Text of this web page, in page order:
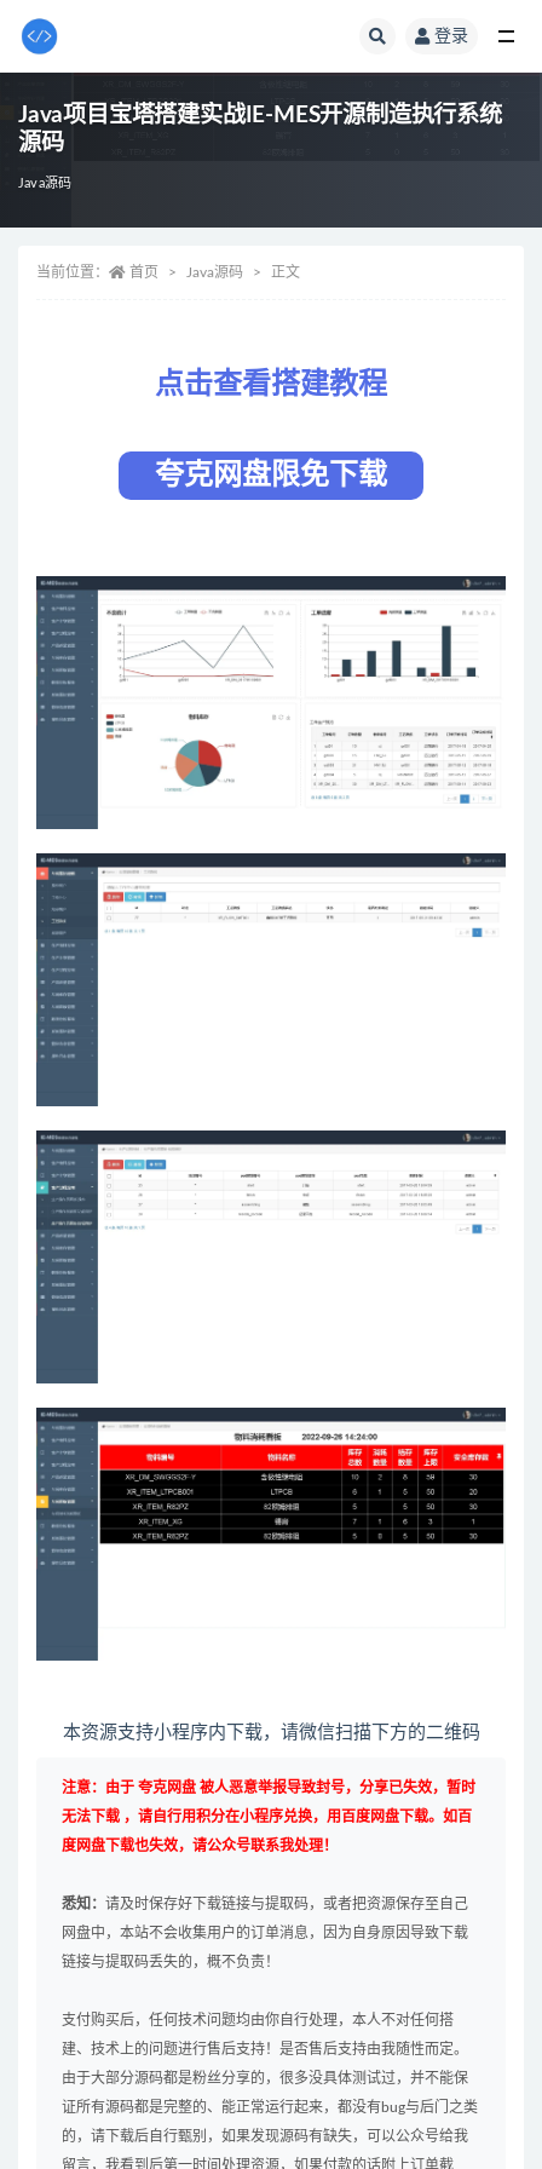
登录
Java项目宝塔搭建实战IE-MES开源制造执行系统
源码
Java源码
当前位置： 首页 Java源码 正文
点击查看搭建教程
夸克网盘限免下载
本资源支持小程序内下载，请微信扫描下方的二维码
注意：由于 夸克网盘 被人恶意举报导致封号，分享已失效，暂时
无法下载 ，请自行用积分在小程序兑换，用百度网盘下载。如百
度网盘下载也失效，请公众号联系我处理！
悉知： 请及时保存好下载链接与提取码，或者把资源保存至自己
网盘中，本站不会收集用户的订单消息，因为自身原因导致下载
链接与提取码丢失的，概不负责！
支付购买后，任何技术问题均由你自行处理，本人不对任何搭
建、技术上的问题进行售后支持！是否售后支持由我随性而定。
由于大部分源码都是粉丝分享的，很多没具体测试过，并不能保
证所有源码都是完整的、能正常运行起来，都没有bug与后门之类
的，请下载后自行甄别，如果发现源码有缺失，可以公众号给我
留言，我看到后第一时间处理资源，如果付款的话附上订单截